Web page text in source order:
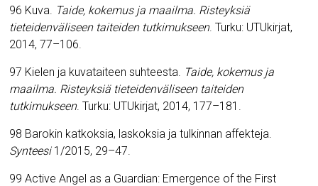
96 Kuva. Taide, kokemus ja maailma. Risteyksiä
tieteidenväliseen taiteiden tutkimukseen. Turku: UTUkirjat,
2014, 77–106.
97 Kielen ja kuvataiteen suhteesta. Taide, kokemus ja
maailma. Risteyksiä tieteidenväliseen taiteiden
tutkimukseen. Turku: UTUkirjat, 2014, 177–181.
98 Barokin katkoksia, laskoksia ja tulkinnan affekteja.
Synteesi1/2015, 29–47.
99 Active Angel as a Guardian: Emergence of the First